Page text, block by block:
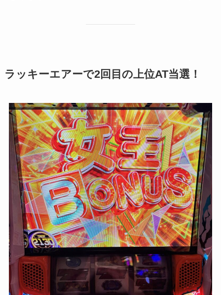
ラッキーエアーで2回目の上位AT当選！